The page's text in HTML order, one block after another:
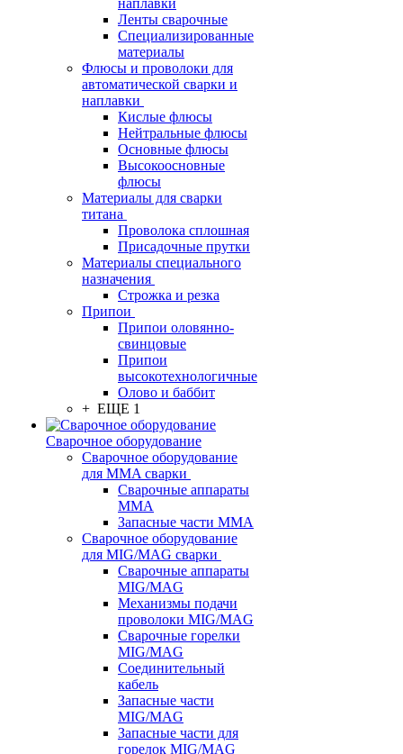
наплавки
Ленты сварочные
Специализированные
материалы
Флюсы и проволоки для
автоматической сварки и
наплавки
Кислые флюсы
Нейтральные флюсы
Основные флюсы
Высокоосновные
флюсы
Материалы для сварки
титана
Проволока сплошная
Присадочные прутки
Материалы специального
назначения
Строжка и резка
Припои
Припои оловянно-
свинцовые
Припои
высокотехнологичные
Олово и баббит
+ ЕЩЕ 1
Сварочное оборудование
Сварочное оборудование
для MMA сварки
Сварочные аппараты
MMA
Запасные части MMA
Сварочное оборудование
для MIG/MAG сварки
Сварочные аппараты
MIG/MAG
Механизмы подачи
проволоки MIG/MAG
Сварочные горелки
MIG/MAG
Соединительный
кабель
Запасные части
MIG/MAG
Запасные части для
горелок MIG/MAG